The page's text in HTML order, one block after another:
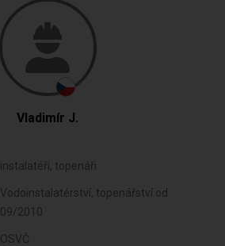
Vladimír J.
instalatéři, topenáři
Vodoinstalatérství, topenářství od
09/2010
OSVČ